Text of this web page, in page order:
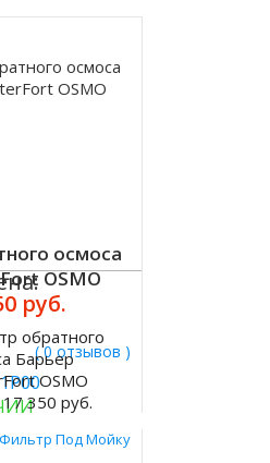
осмоса
OSMO
( 0 отзывов )
Фильтр Под Мойку
руб.
обратного
Барьер
OSMO
17 350 руб.